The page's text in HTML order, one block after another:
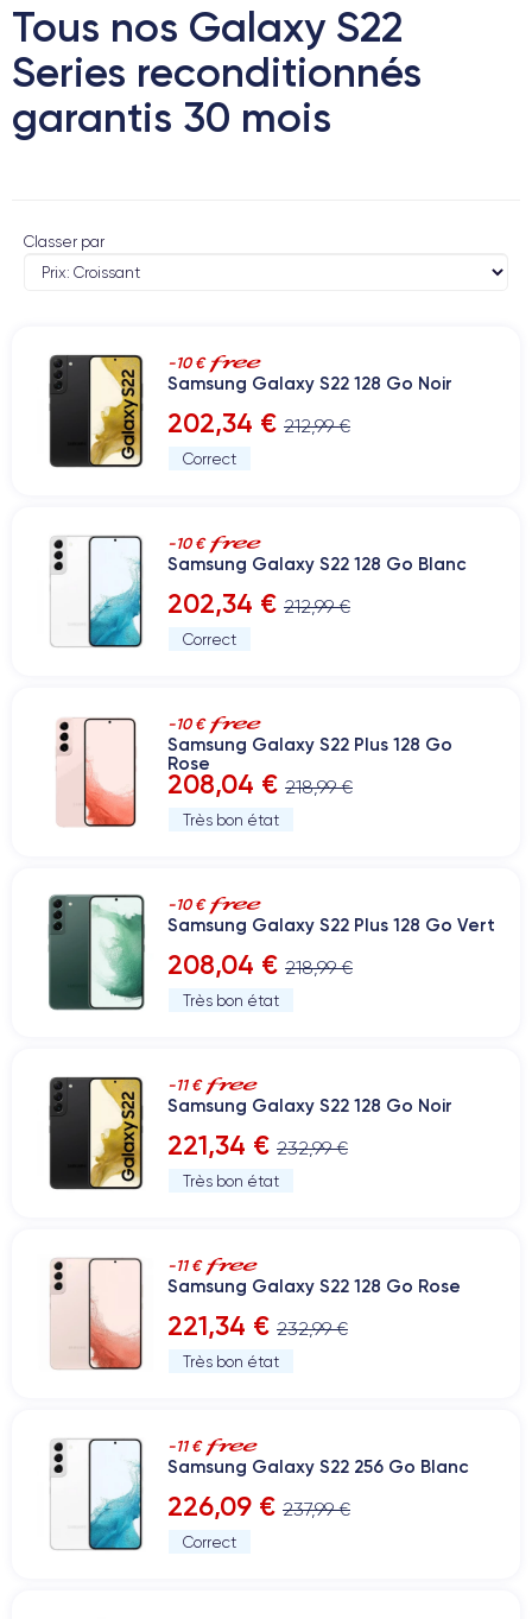
Tous nos Galaxy S22
Series reconditionnés
garantis 30 mois
Classer par
-10 €
Samsung Galaxy S22 128 Go Noir
202,34 € 212,99 €
Correct
-10 €
Samsung Galaxy S22 128 Go Blanc
202,34 € 212,99 €
Correct
-10 €
Samsung Galaxy S22 Plus 128 Go
Rose
208,04 € 218,99 €
Très bon état
-10 €
Samsung Galaxy S22 Plus 128 Go Vert
208,04 € 218,99 €
Très bon état
-11 €
Samsung Galaxy S22 128 Go Noir
221,34 € 232,99 €
Très bon état
-11 €
Samsung Galaxy S22 128 Go Rose
221,34 € 232,99 €
Très bon état
-11 €
Samsung Galaxy S22 256 Go Blanc
226,09 € 237,99 €
Correct